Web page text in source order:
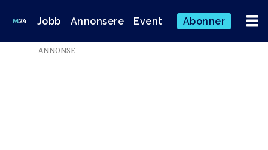
Jobb Annonsere Event Abonner
ANNONSE